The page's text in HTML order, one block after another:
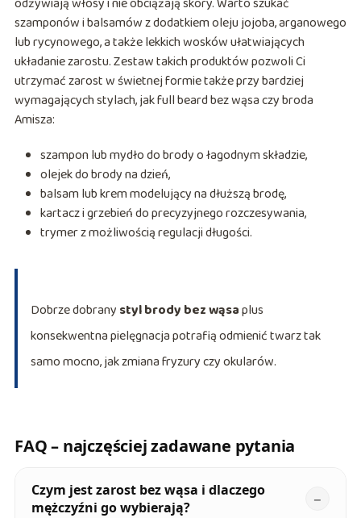
szamponów i balsamów z dodatkiem oleju jojoba, arganowego
lub rycynowego, a także lekkich wosków ułatwiających
układanie zarostu. Zestaw takich produktów pozwoli Ci
utrzymać zarost w świetnej formie także przy bardziej
wymagających stylach, jak full beard bez wąsa czy broda
Amisza:
szampon lub mydło do brody o łagodnym składzie,
olejek do brody na dzień,
balsam lub krem modelujący na dłuższą brodę,
kartacz i grzebień do precyzyjnego rozczesywania,
trymer z możliwością regulacji długości.
Dobrze dobrany styl brody bez wąsaplus
konsekwentna pielęgnacja potrafią odmienić twarz tak
samo mocno, jak zmiana fryzury czy okularów.
FAQ – najczęściej zadawane pytania
Czym jest zarost bez wąsa i dlaczego
mężczyźni go wybierają?